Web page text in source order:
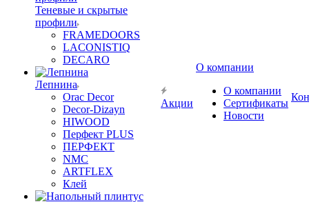
Теневые и скрытые
профили
FRAMEDOORS
LACONISTIQ
DECARO
Лепнина
Orac Decor
Decor-Dizayn
HIWOOD
Перфект PLUS
ПЕРФЕКТ
NMC
ARTFLEX
Клей
Акции
О компании
О компании
Сертификаты
Новости